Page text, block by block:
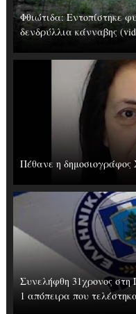
Φθιώτιδα: Εντοπίστηκε
δενδρύλλια κάνναβης
Πέθανε η δημοσιογράφος
Συνελήφθη 31χρονος στη
1 απόπειρα που